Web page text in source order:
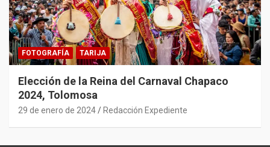
FOTOGRAFÍA TARIJA
Elección de la Reina del Carnaval Chapaco
2024, Tolomosa
29 de enero de 2024 Redacción Expediente